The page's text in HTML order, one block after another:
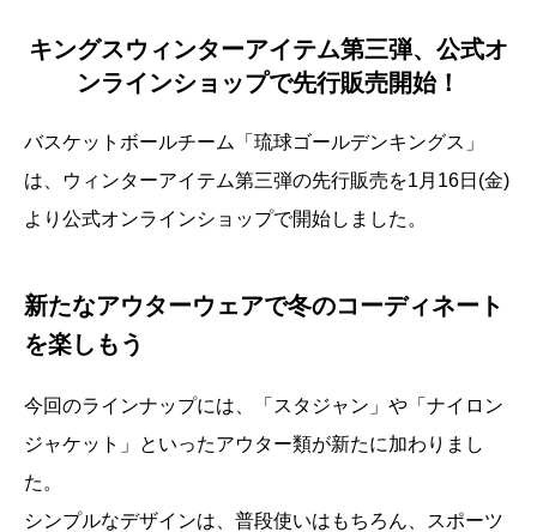
キングスウィンターアイテム第三弾、公式オ
ンラインショップで先行販売開始！
バスケットボールチーム「琉球ゴールデンキングス」
は、ウィンターアイテム第三弾の先行販売を1月16日(金)
より公式オンラインショップで開始しました。
新たなアウターウェアで冬のコーディネート
を楽しもう
今回のラインナップには、「スタジャン」や「ナイロン
ジャケット」といったアウター類が新たに加わりまし
た。
シンプルなデザインは、普段使いはもちろん、スポーツ